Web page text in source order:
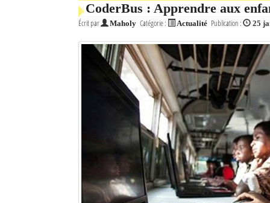
CoderBus : Apprendre aux
Écrit par Maholy Catégorie : Actualité Publication : 25